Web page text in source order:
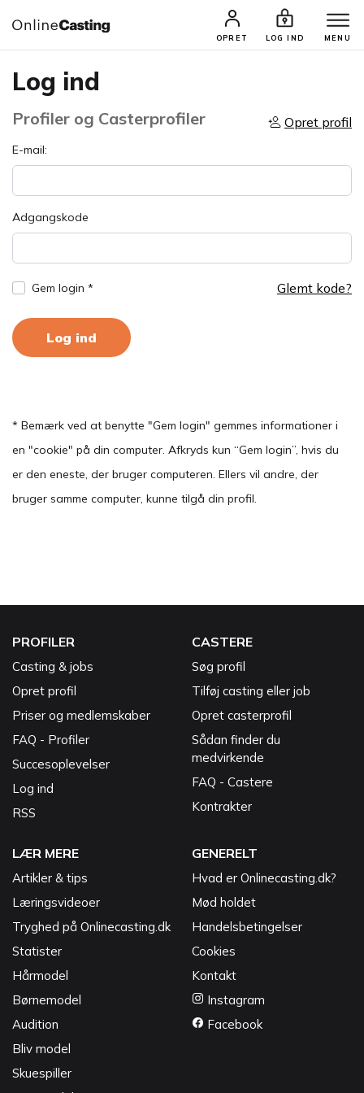
OPRET LOG IND MENU
Log ind
Profiler og Casterprofiler Opret profil
E-mail:
Adgangskode
Gem login * Glemt kode?
Log ind
* Bemærk ved at benytte "Gem login" gemmes informationer i
en "cookie" på din computer. Afkryds kun “Gem login”, hvis du
er den eneste, der bruger computeren. Ellers vil andre, der
bruger samme computer, kunne tilgå din profil.
PROFILER
Casting & jobs
Opret profil
Priser og medlemskaber
FAQ - Profiler
Succesoplevelser
Log ind
RSS
CASTERE
Søg profil
Tilføj casting eller job
Opret casterprofil
Sådan finder du
medvirkende
FAQ - Castere
Kontrakter
LÆR MERE
Artikler & tips
Læringsvideoer
Tryghed på Onlinecasting.dk
Statister
Hårmodel
Børnemodel
Audition
Bliv model
Skuespiller
GENERELT
Hvad er Onlinecasting.dk?
Mød holdet
Handelsbetingelser
Cookies
Kontakt
Instagram
Facebook